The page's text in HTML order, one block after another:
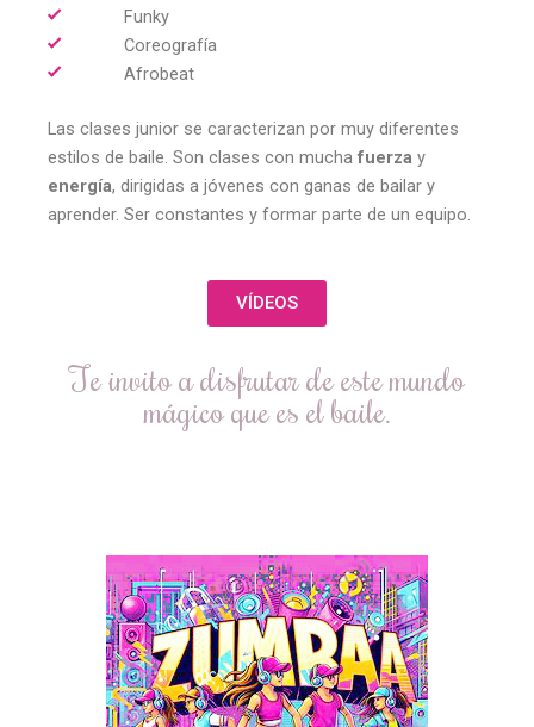
Funky
Coreografía
Afrobeat
Las clases junior se caracterizan por muy diferentes
estilos de baile. Son clases con mucha fuerza y
energía, dirigidas a jóvenes con ganas de bailar y
aprender. Ser constantes y formar parte de un equipo.
VÍDEOS
Te invito a disfrutar de este mundo
mágico que es el baile.